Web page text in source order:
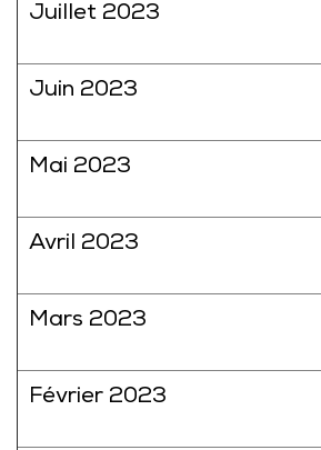
Juillet 2023
Juin 2023
Mai 2023
Avril 2023
Mars 2023
Février 2023